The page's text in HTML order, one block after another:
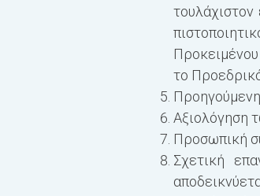
το
Αξιολόγηση
Προσωπική
Σχετική